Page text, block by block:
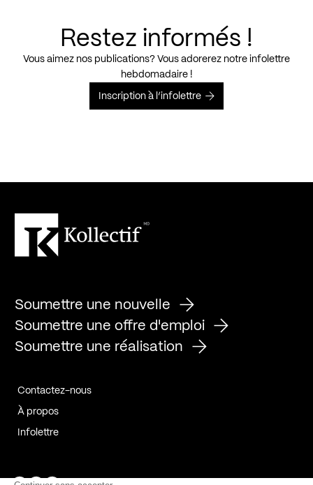
Restez informés !
Vous aimez nos publications? Vous adorerez notre infolettre
hebdomadaire !
Inscription à l’infolettre
Soumettre une nouvelle
Soumettre une offre d'emploi
Soumettre une réalisation
Contactez-nous
À propos
Infolettre
Page Facebook de Kollectif
Page Instagram de Kollectif
Page Linkedin de Kollectif